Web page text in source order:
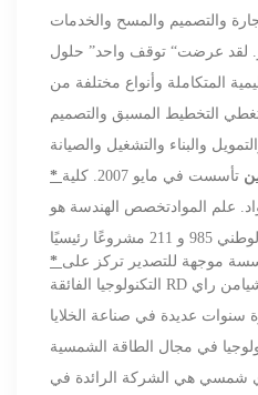
والتصميم والمسح والخدمات
لقد عرضت“ توقف واحد” حلول
المتكاملة وأنواع مختلفة من
تغطي التخطيط المسبق والتصميم
تأسست في مايو 2007. كلية
علم الموادتخصص الهندسة هو
موجهة للتصدير تركز على
راي
سنوات عديدة في صناعة الخلايا
في مجال الطاقة الشمسية
شمسي هي الشركة الرائدة في